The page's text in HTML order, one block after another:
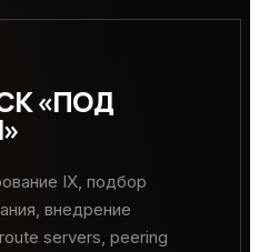
«ПОД
IX, подбор
внедрение
servers, peering